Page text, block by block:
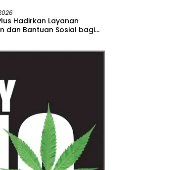
Hadirkan Layanan
dan Bantuan Sosial bagi